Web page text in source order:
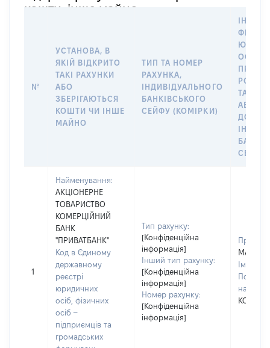
кошти, інше майно
№
УСТАНОВА, В
ЯКІЙ ВІДКРИТО
ТАКІ РАХУНКИ
АБО
ЗБЕРІГАЮТЬСЯ
КОШТИ ЧИ ІНШЕ
МАЙНО
ТИП ТА НОМЕР
РАХУНКА,
ІНДИВІДУАЛЬНОГО
БАНКІВСЬКОГО
СЕЙФУ (КОМІРКИ)
ПРАВО
ТАКИМ
АБО
ДО
СЕЙФУ
1
Найменування:
АКЦІОНЕРНЕ
ТОВАРИСТВО
КОМЕРЦІЙНИЙ
БАНК
"ПРИВАТБАНК"
Код в Єдиному
державному
реєстрі
юридичних
осіб, фізичних
осіб –
підприємців та
громадських
Тип рахунку:
[Конфіденційна
інформація]
Інший тип рахунку:
[Конфіденційна
інформація]
Номер рахунку:
[Конфіденційна
інформація]
Ім'я:
По